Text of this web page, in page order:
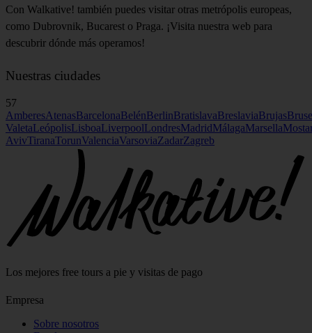
Con Walkative! también puedes visitar otras metrópolis europeas,
como Dubrovnik, Bucarest o Praga. ¡Visita nuestra web para
descubrir dónde más operamos!
Nuestras ciudades
57
AmberesAtenasBarcelonaBelénBerlinBratislavaBreslaviaBrujas
ValetaLeópolisLisboaLiverpoolLondresMadridMálagaMarsella
AvivTiranaTorunValenciaVarsoviaZadarZagreb
Los mejores free tours a pie y visitas de pago
Empresa
Sobre nosotros